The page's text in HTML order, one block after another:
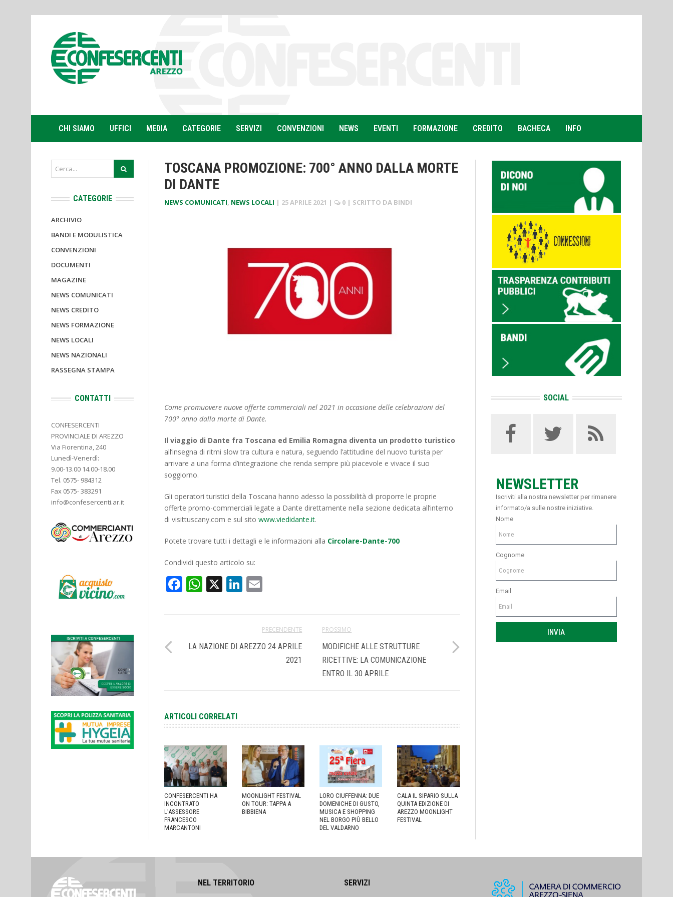
CHI SIAMO UFFICI MEDIA CATEGORIE SERVIZI CONVENZIONI NEWS EVENTI FORMAZIONE CREDITO BACHECA INFO
TOSCANA PROMOZIONE: 700° ANNO DALLA MORTE
DI DANTE
NEWS COMUNICATI, NEWS LOCALI | 25 APRILE 2021 | 0 | SCRITTO DA BINDI
Come promuovere nuove offerte commerciali nel 2021 in occasione delle celebrazioni del
700° anno dalla morte di Dante.
Il viaggio di Dante fra Toscana ed Emilia Romagna diventa un prodotto turistico
all’insegna di ritmi slow tra cultura e natura, seguendo l’attitudine del nuovo turista per
arrivare a una forma d’integrazione che renda sempre più piacevole e vivace il suo
soggiorno.
Gli operatori turistici della Toscana hanno adesso la possibilità di proporre le proprie
offerte promo-commerciali legate a Dante direttamente nella sezione dedicata all’interno
di visittuscany.com e sul sito www.viedidante.it.
Potete trovare tutti i dettagli e le informazioni alla Circolare-Dante-700
Condividi questo articolo su:
Facebook
WhatsApp
X LinkedIn
PRECENDENTE
LA NAZIONE DI AREZZO 24 APRILE
2021
PROSSIMO
MODIFICHE ALLE STRUTTURE
RICETTIVE: LA COMUNICAZIONE
ENTRO IL 30 APRILE
ARTICOLI CORRELATI
CONFESERCENTI HA
INCONTRATO
L’ASSESSORE
FRANCESCO
MARCANTONI
MOONLIGHT FESTIVAL
ON TOUR: TAPPA A
BIBBIENA
LORO CIUFFENNA: DUE
DOMENICHE DI GUSTO,
MUSICA E SHOPPING
NEL BORGO PIÙ BELLO
DEL VALDARNO
CALA IL SIPARIO SULLA
QUINTA EDIZIONE DI
AREZZO MOONLIGHT
FESTIVAL
CATEGORIE
ARCHIVIO
BANDI E MODULISTICA
CONVENZIONI
DOCUMENTI
MAGAZINE
NEWS COMUNICATI
NEWS CREDITO
NEWS FORMAZIONE
NEWS LOCALI
NEWS NAZIONALI
RASSEGNA STAMPA
CONTATTI
CONFESERCENTI
PROVINCIALE DI AREZZO
Via Fiorentina, 240
Lunedì-Venerdì:
9.00-13.00 14.00-18.00
Tel. 0575- 984312
Fax 0575- 383291
info@confesercenti.ar.it
SOCIAL
NEWSLETTER
Iscriviti alla nostra newsletter per rimanere
informato/a sulle nostre iniziative.
Nome
Cognome
Email
INVIA
NEL TERRITORIO SERVIZI